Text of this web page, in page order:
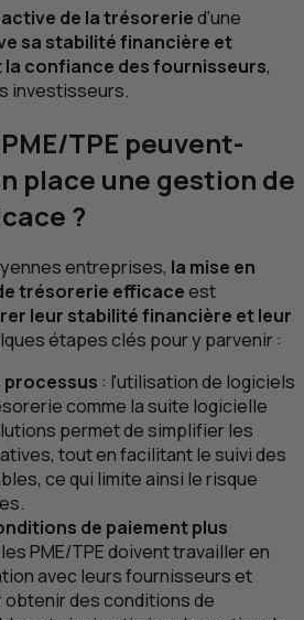
de la trésoreried'une
sa stabilité financière et
confiance des fournisseurs,
investisseurs.
PME/TPE peuvent-
place une gestion de
?
entreprises, la mise en
trésorerie efficaceest
leur stabilité financière et leur
étapes clés pour y parvenir :
processus : l'utilisation de logiciels
comme la suite logicielle
permet de simplifier les
tout en facilitant le suivi des
ce qui limite ainsi le risque
de paiement plus
PME/TPEdoivent travailler en
avec leurs fournisseurs et
des conditions de